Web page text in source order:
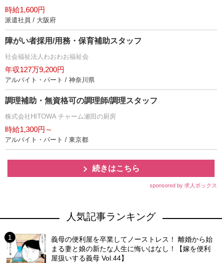
時給1,600円
派遣社員 / 大阪府
障がい者採用/用務・保育補助スタッフ
社会福祉法人わおわお福祉会
年収127万9,200円
アルバイト・パート / 神奈川県
調理補助・無資格可の調理師/調理スタッフ
株式会社HITOWA チャーム瀬田の厨房
時給1,300円～
アルバイト・パート / 東京都
続きはこちら
sponsored by 求人ボックス
人気記事ランキング
義母の便利屋を卒業してノーストレス！ 離婚から始
まる妻と娘の新たな人生に悔いはなし！【嫁を便利
屋扱いする義母 Vol.44】